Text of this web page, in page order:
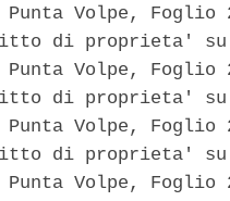
Volpe, Foglio
di proprieta'
Volpe, Foglio
di proprieta'
Volpe, Foglio
di proprieta'
Volpe, Foglio